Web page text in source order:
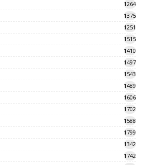
1264
1375
1251
1515
1410
1497
1543
1489
1606
1702
1588
1799
1342
1742